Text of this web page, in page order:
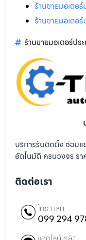
ร้านขายมอเตอ
ร้านขายมอเตอ
ร้านขายมอเตอร์ปร
บริการรับติดตั้ง ซ่อมแ
อัตโนมัติ ครบวงจร รา
ติดต่อเรา
โทร คลิก
099 294